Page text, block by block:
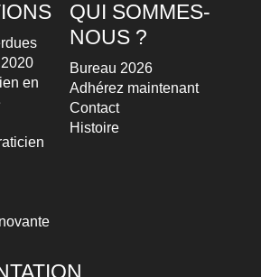
en
QUI SOMMES-
NOUS ?
Bureau 2026
Adhérez maintenant
Contact
Histoire